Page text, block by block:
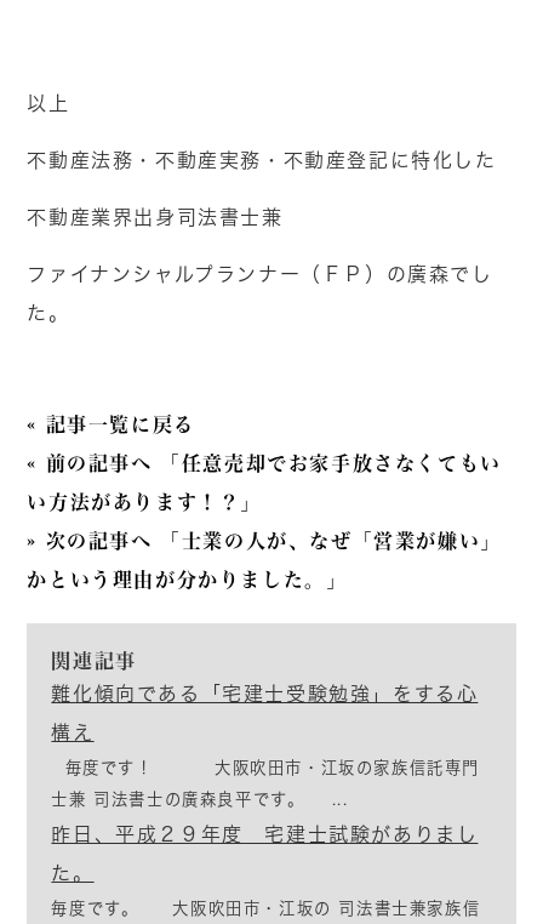
以上
不動産法務・不動産実務・不動産登記に特化した
不動産業界出身司法書士兼
ファイナンシャルプランナー（ＦＰ）の廣森でし
た。
« 記事一覧に戻る
« 前の記事へ 「任意売却でお家手放さなくてもい
い方法があります！？」
» 次の記事へ 「士業の人が、なぜ「営業が嫌い」
かという理由が分かりました。」
関連記事
難化傾向である「宅建士受験勉強」をする心
構え
毎度です！ 大阪吹田市・江坂の家族信託専門
士兼 司法書士の廣森良平です。 ...
昨日、平成２９年度 宅建士試験がありまし
た。
毎度です。 大阪吹田市・江坂の 司法書士兼家族信